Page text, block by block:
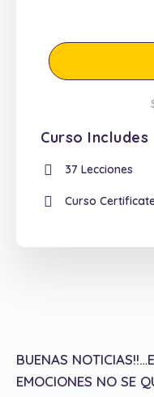
BUENAS
EMOCIONES NO SE
Curso Includes
37 Lecciones
Curso